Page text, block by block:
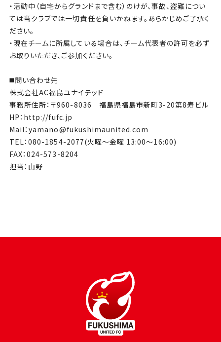
・活動中（自宅からグランドまで含む）のけが、事故、盗難につい
ては当クラブでは一切責任を負いかねます。あらかじめご了承く
ださい。
・現在チームに所属している場合は、チーム代表者の許可を必ず
お取りいただき、ご参加ください。
◼️問い合わせ先
株式会社AC福島ユナイテッド
事務所住所：〒960-8036 福島県福島市新町3-20第8寿ビル
HP：http://fufc.jp
Mail：yamano@fukushimaunited.com
TEL：080-1854-2077(火曜〜金曜 13:00〜16:00)
FAX：024-573-8204
担当：山野